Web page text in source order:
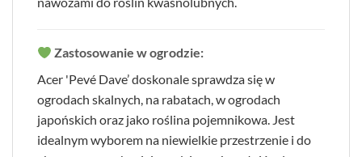
Zastosowanie w ogrodzie:
Acer 'Pevé Dave’ doskonale sprawdza się w
ogrodach skalnych, na rabatach, w ogrodach
japońskich oraz jako roślina pojemnikowa. Jest
idealnym wyborem na niewielkie przestrzenie i do